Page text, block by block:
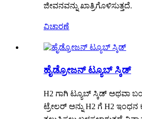
ಜೀವನವನ್ನು ಖಾತ್ರಿಗೊಳಿಸುತ್ತದೆ.
ವಿಚಾರಣೆ
ಹೈಡ್ರೋಜನ್ ಟ್ಯೂಬ್ ಸ್ಕಿಡ್
H2 ಗಾಗಿ ಟ್ಯೂಬ್ ಸ್ಕಿಡ್ ಅಥವಾ
ಟ್ರೇಲರ್ ಅನ್ನು H2 ಗೆ H2 ಇಂಧನ